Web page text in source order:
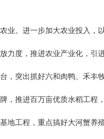
业。进一步加大农业投入，
度，推进农业产业化，引
突出抓好六和肉鸭、禾丰
推进百万亩优质水稻工程
工程，重点搞好大河蟹养